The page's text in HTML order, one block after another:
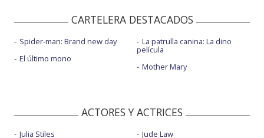
CARTELERA DESTACADOS
Spider-man: Brand new day
El último mono
La patrulla canina: La dino
película
Mother Mary
ACTORES Y ACTRICES
Julia Stiles
Jude Law